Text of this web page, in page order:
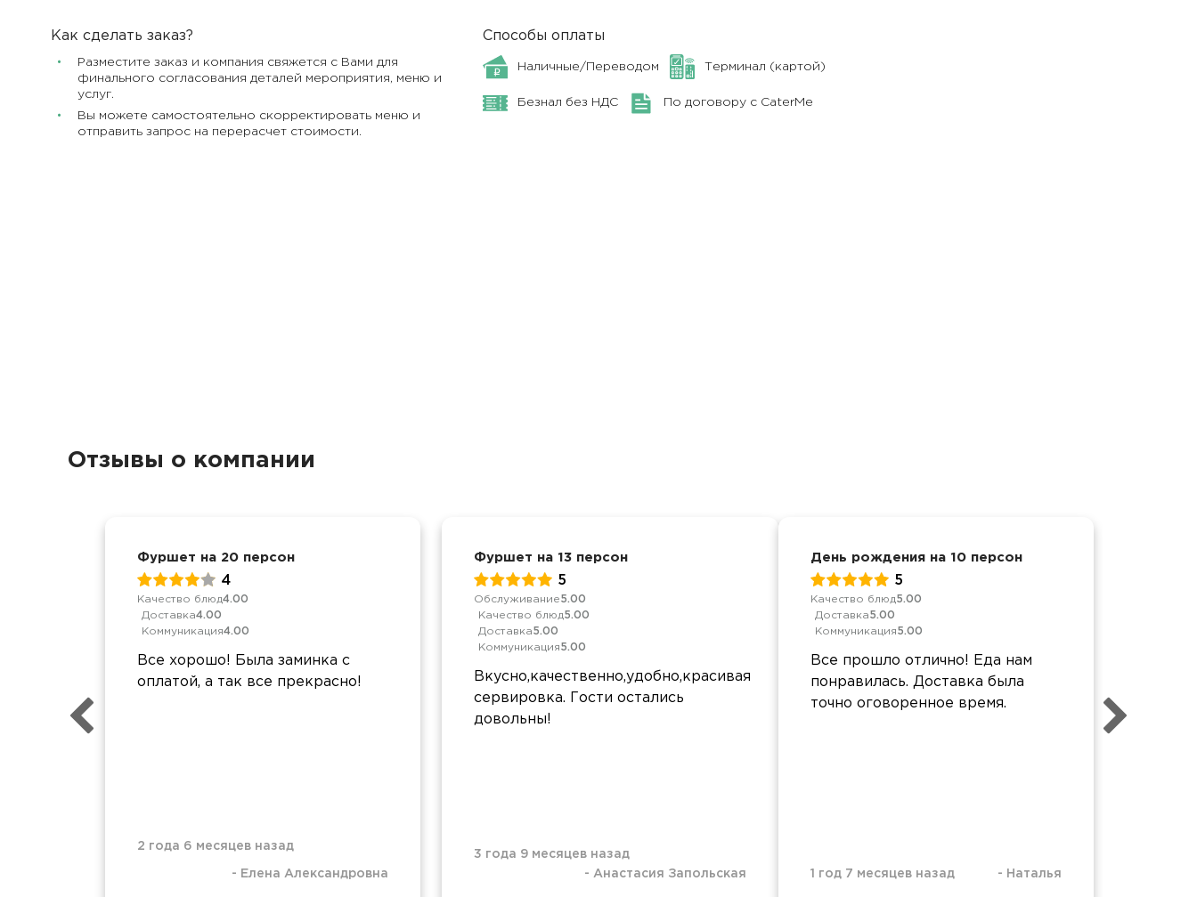
Как сделать заказ?
Разместите заказ и компания свяжется с Вами для
финального согласования деталей мероприятия, меню и
услуг.
Вы можете самостоятельно скорректировать меню и
отправить запрос на перерасчет стоимости.
Способы оплаты
Наличные/Переводом Терминал (картой)
Безнал без НДС По договору с CaterMe
Отзывы о компании
Фуршет на 20 персон
4
Качество блюд4.00
Доставка4.00
Коммуникация4.00
Все хорошо! Была заминка с
оплатой, а так все прекрасно!
2 года 6 месяцев назад
- Елена Александровна
Фуршет на 13 персон
5
Обслуживание5.00
Качество блюд5.00
Доставка5.00
Коммуникация5.00
Вкусно,качественно,удобно,красивая
сервировка. Гости остались
довольны!
3 года 9 месяцев назад
- Анастасия Запольская
День рождения на 10 персон
5
Качество блюд5.00
Доставка5.00
Коммуникация5.00
Все прошло отлично! Еда нам
понравилась. Доставка была
точно оговоренное время.
1 год 7 месяцев назад - Наталья